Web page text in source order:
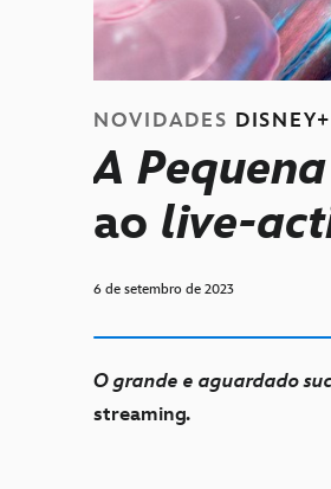
NOVIDADES DISNEY+
A
ao live-
6 de setembro de 2023
O grande e aguardado
streaming.